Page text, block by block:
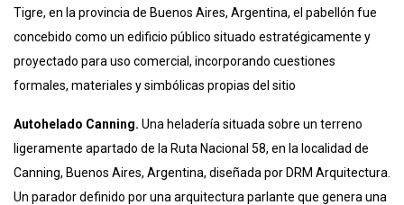
Tigre, en la provincia de Buenos Aires, Argentina, el pabellón fue
concebido como un edificio público situado estratégicamente y
proyectado para uso comercial, incorporando cuestiones
formales, materiales y simbólicas propias del sitio
Autohelado Canning. Una heladería situada sobre un terreno
ligeramente apartado de la Ruta Nacional 58, en la localidad de
Canning, Buenos Aires, Argentina, diseñada por DRM Arquitectura.
Un parador definido por una arquitectura parlante que genera una